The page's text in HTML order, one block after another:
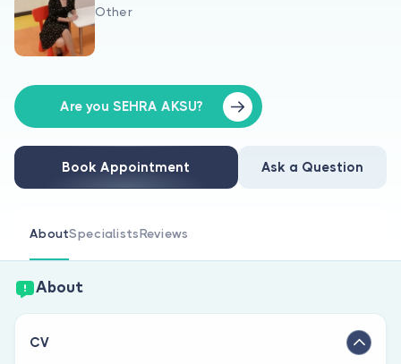
About Us
For Doctors
Are you a doctor?
Other
Are you SEHRA AKSU?
Book Appointment Ask a Question
AboutSpecialistsReviews
About
CV